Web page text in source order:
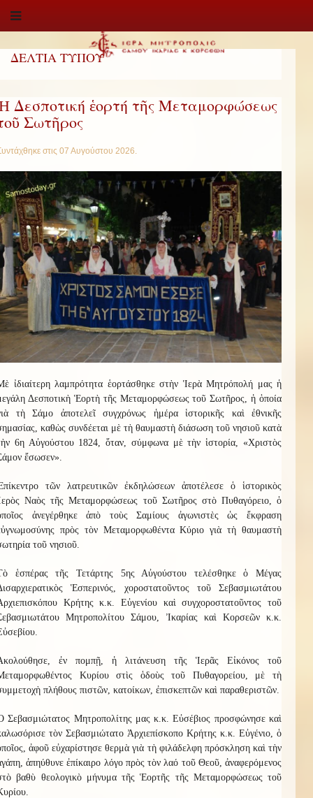
ΔΕΛΤΙΑ ΤΥΠΟΥ
Δεσποτική ἑορτή τῆς Μεταμορφώσεως
Σωτῆρος
στις 07 Αυγούστου 2026.
ἰδιαίτερη λαμπρότητα ἑορτάσθηκε στὴν Ἱερὰ Μητρόπολή μας ἡ
Δεσποτικὴ Ἑορτὴ τῆς Μεταμορφώσεως τοῦ Σωτῆρος, ἡ ὁποία
τὴ Σάμο ἀποτελεῖ συγχρόνως ἡμέρα ἱστορικῆς καὶ ἐθνικῆς
καθὼς συνδέεται μὲ τὴ θαυμαστὴ διάσωση τοῦ νησιοῦ κατὰ
6η Αὐγούστου 1824, ὅταν, σύμφωνα μὲ τὴν ἱστορία, «Χριστὸς
ἔσωσεν».
τῶν λατρευτικῶν ἐκδηλώσεων ἀποτέλεσε ὁ ἱστορικὸς
Ναὸς τῆς Μεταμορφώσεως τοῦ Σωτῆρος στὸ Πυθαγόρειο, ὁ
ἀνεγέρθηκε ἀπὸ τοὺς Σαμίους ἀγωνιστὲς ὡς ἔκφραση
πρὸς τὸν Μεταμορφωθέντα Κύριο γιὰ τὴ θαυμαστὴ
τοῦ νησιοῦ.
ἑσπέρας τῆς Τετάρτης 5ης Αὐγούστου τελέσθηκε ὁ Μέγας
Ἑσπερινός, χοροστατοῦντος τοῦ Σεβασμιωτάτου
Κρήτης κ.κ. Εὐγενίου καὶ συγχοροστατοῦντος τοῦ
Μητροπολίτου Σάμου, Ἰκαρίας καὶ Κορσεῶν κ.κ.
ἐν πομπῇ, ἡ λιτάνευση τῆς Ἱερᾶς Εἰκόνος τοῦ
Κυρίου στὶς ὁδοὺς τοῦ Πυθαγορείου, μὲ τὴ
πλήθους πιστῶν, κατοίκων, ἐπισκεπτῶν καὶ παραθεριστῶν.
Σεβασμιώτατος Μητροπολίτης μας κ.κ. Εὐσέβιος προσφώνησε καὶ
τὸν Σεβασμιώτατο Ἀρχιεπίσκοπο Κρήτης κ.κ. Εὐγένιο, ὁ
ἀφοῦ εὐχαρίστησε θερμὰ γιὰ τὴ φιλάδελφη πρόσκληση καὶ τὴν
ἀπηύθυνε ἐπίκαιρο λόγο πρὸς τὸν λαό τοῦ Θεοῦ, ἀναφερόμενος
βαθὺ θεολογικὸ μήνυμα τῆς Ἑορτῆς τῆς Μεταμορφώσεως τοῦ